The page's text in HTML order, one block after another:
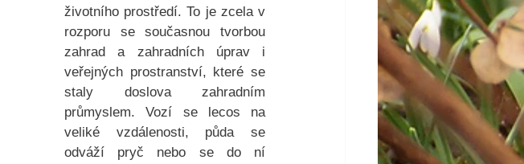
životního prostředí. To je zcela v
rozporu se současnou tvorbou
zahrad a zahradních úprav i
veřejných prostranství, které se
staly doslova zahradním
průmyslem. Vozí se lecos na
veliké vzdálenosti, půda se
odváží pryč nebo se do ní